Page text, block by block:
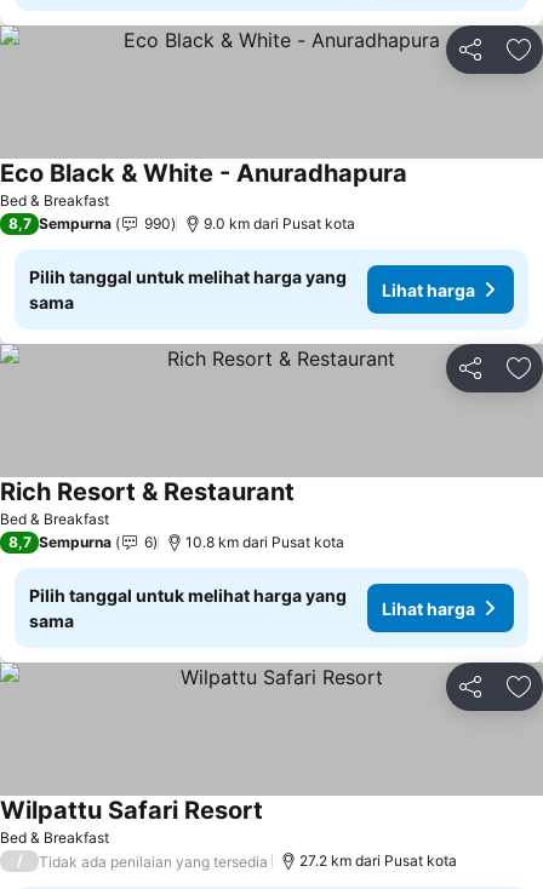
Bagikan
Bed & Breakfast
Eco Black & White - Anuradhapura
8,7 Sempurna 990 9.0 km dari Pusat kota
Pilih tanggal untuk melihat harga yang
sama
Lihat harga
Bagikan
Bed & Breakfast
Rich Resort & Restaurant
8,7 Sempurna 6 10.8 km dari Pusat kota
Pilih tanggal untuk melihat harga yang
sama
Lihat harga
Bagikan
Bed & Breakfast
Wilpattu Safari Resort
/ Tidak ada penilaian yang tersedia 27.2 km dari Pusat kota